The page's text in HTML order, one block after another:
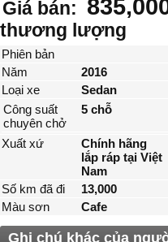
Giá bán:
thương lượng
Phiên bản
Năm
2016
Loại xe
Sedan
Công suất
chuyên chở
5 chỗ
Xuất xứ
Chính hãng
lắp ráp tại Việt
Nam
Số km đã đi
13,000
Màu sơn
Cafe
Ghi chú khác của